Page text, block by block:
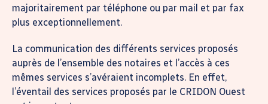
majoritairement par téléphone ou par mail et par fax
plus exceptionnellement.
La communication des différents services proposés
auprès de l’ensemble des notaires et l’accès à ces
mêmes services s’avéraient incomplets. En effet,
l’éventail des services proposés par le CRIDON Ouest